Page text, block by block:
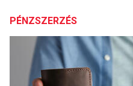
PÉNZSZERZÉS